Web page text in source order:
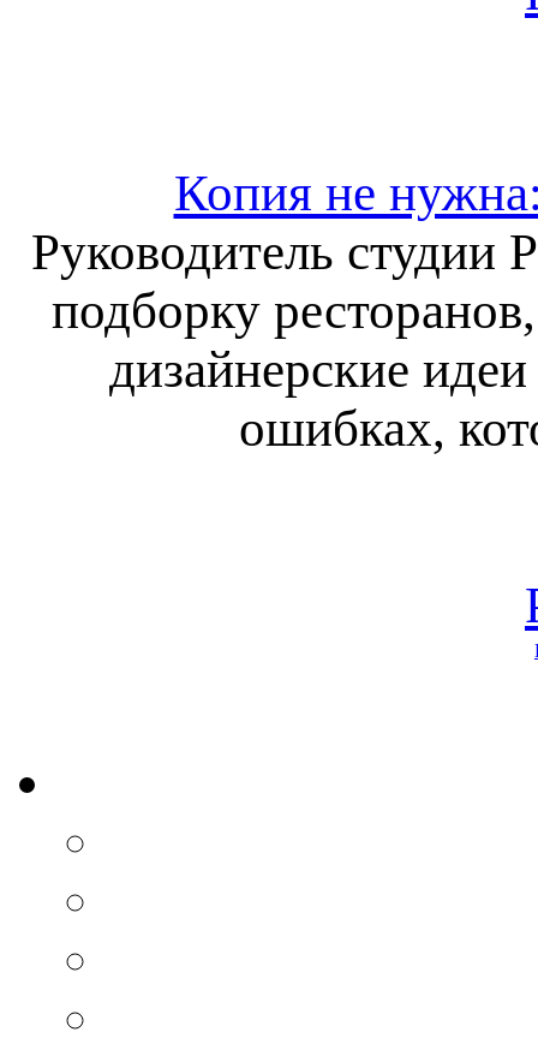
Копия не
Руководитель студии
подборку
дизайнерские
ошибках,